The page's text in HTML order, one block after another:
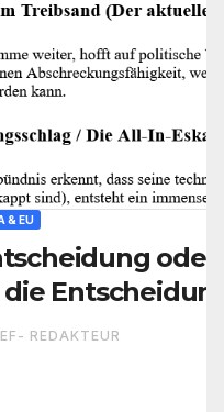
& EU
REDAKTEUR